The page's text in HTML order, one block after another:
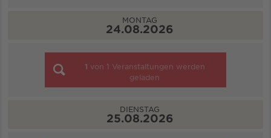
MONTAG
24.08.2026
1 von 1 Veranstaltungen werden
geladen
DIENSTAG
25.08.2026